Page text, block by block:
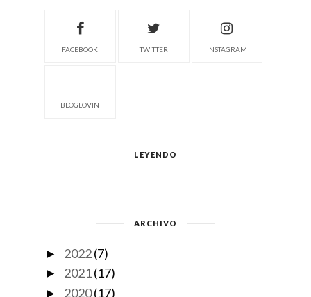
FACEBOOK TWITTER INSTAGRAM
BLOGLOVIN
LEYENDO
ARCHIVO
► 2022(7)
► 2021(17)
► 2020(17)